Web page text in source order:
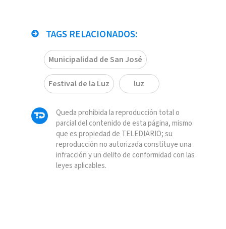
TAGS RELACIONADOS:
Municipalidad de San José
Festival de la Luz luz
Queda prohibida la reproducción total o
parcial del contenido de esta página, mismo
que es propiedad de TELEDIARIO; su
reproducción no autorizada constituye una
infracción y un delito de conformidad con las
leyes aplicables.